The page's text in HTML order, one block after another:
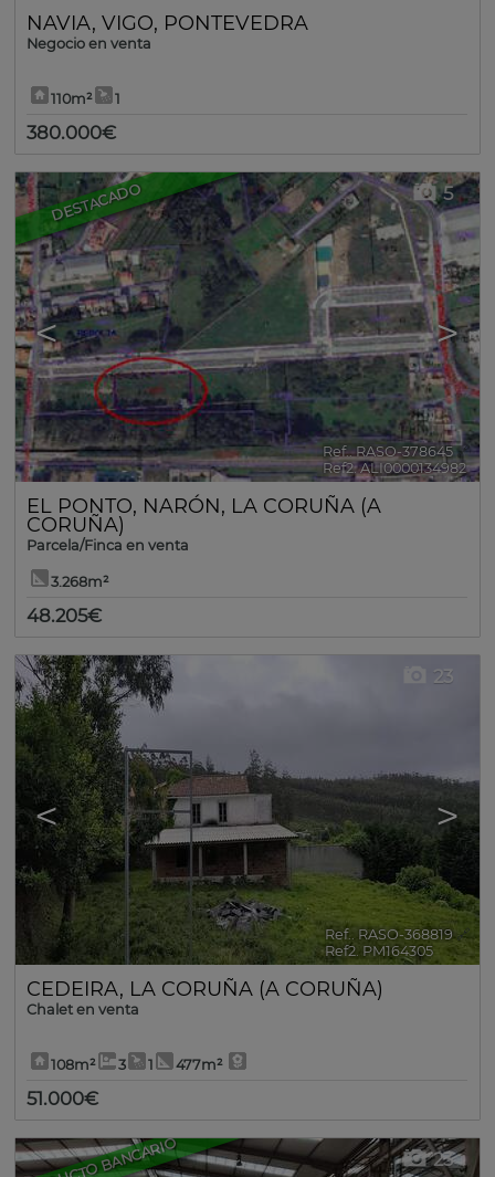
NAVIA, VIGO, PONTEVEDRA
Negocio en venta
110m² 1
380.000€
DESTACADO
< >
5
Ref.. RASO-378645 🔗
Ref2. ALI0000134982
EL PONTO, NARÓN, LA CORUÑA (A
CORUÑA)
Parcela/Finca en venta
3.268m²
48.205€
< >
23
Ref.. RASO-368819 🔗
Ref2. PM164305
CEDEIRA, LA CORUÑA (A CORUÑA)
Chalet en venta
108m² 3 1 477m²
51.000€
23